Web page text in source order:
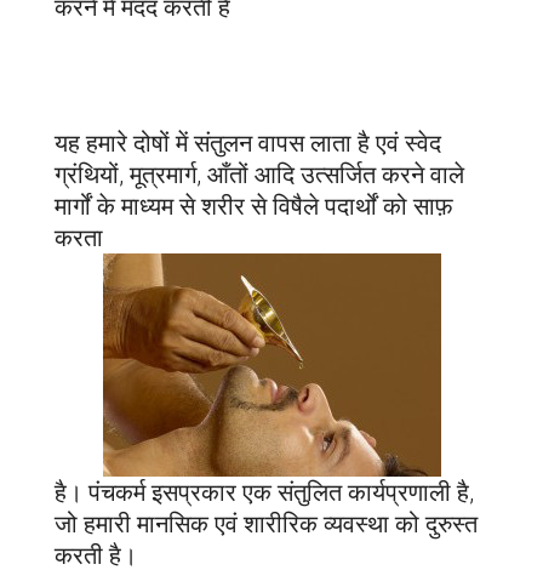
करने में मदद करती है
यह हमारे दोषों में संतुलन वापस लाता है एवं स्वेद
ग्रंथियों, मूत्रमार्ग, आँतों आदि उत्सर्जित करने वाले
मार्गों के माध्यम से शरीर से विषैले पदार्थों को साफ़
करता
है। पंचकर्म इसप्रकार एक संतुलित कार्यप्रणाली है,
जो हमारी मानसिक एवं शारीरिक व्यवस्था को दुरुस्त
करती है।